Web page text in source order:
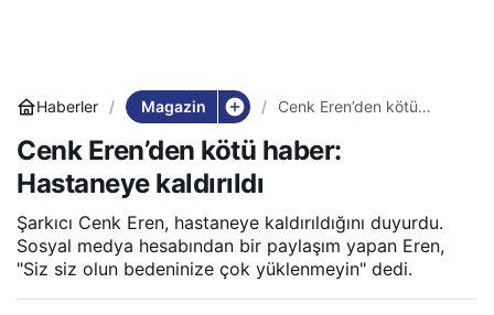
Haberler Magazin
Cenk Eren’den kötü
kaldırıldı
Cenk Eren’den kötü haber:
Hastaneye kaldırıldı
Şarkıcı Cenk Eren, hastaneye kaldırıldığını duyurdu.
Sosyal medya hesabından bir paylaşım yapan Eren,
"Siz siz olun bedeninize çok yüklenmeyin" dedi.